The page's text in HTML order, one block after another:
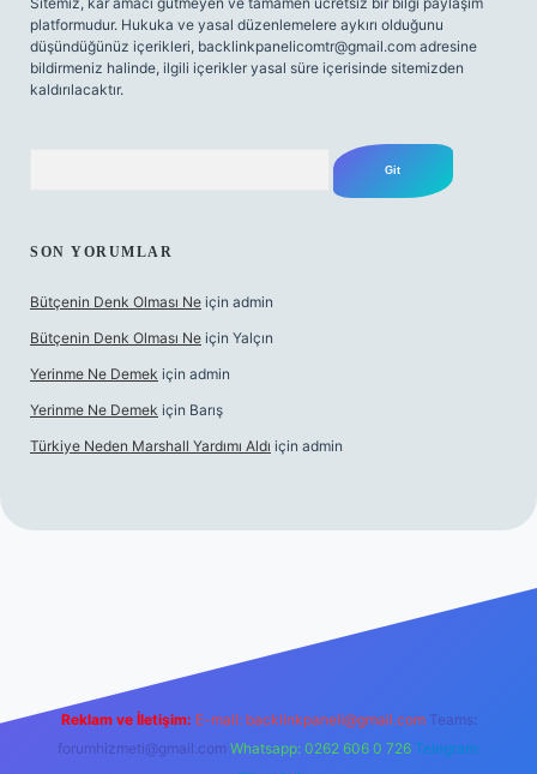
platformudur. Hukuka ve yasal düzenlemelere aykırı olduğunu
düşündüğünüz içerikleri, backlinkpanelicomtr@gmail.com adresine
bildirmeniz halinde, ilgili içerikler yasal süre içerisinde sitemizden
kaldırılacaktır.
SON YORUMLAR
Bütçenin Denk Olması Ne için admin
Bütçenin Denk Olması Ne için Yalçın
Yerinme Ne Demek için admin
Yerinme Ne Demek için Barış
Türkiye Neden Marshall Yardımı Aldı için admin
Reklam ve İletişim: E-mail: backlinkpaneli@gmail.com Teams:
forumhizmeti@gmail.com Whatsapp: 0262 606 0 726 Telegram: